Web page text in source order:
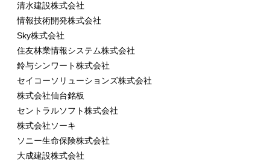
清水建設株式会社
情報技術開発株式会社
Sky株式会社
住友林業情報システム株式会社
鈴与シンワート株式会社
セイコーソリューションズ株式会社
株式会社仙台銘板
セントラルソフト株式会社
株式会社ソーキ
ソニー生命保険株式会社
大成建設株式会社